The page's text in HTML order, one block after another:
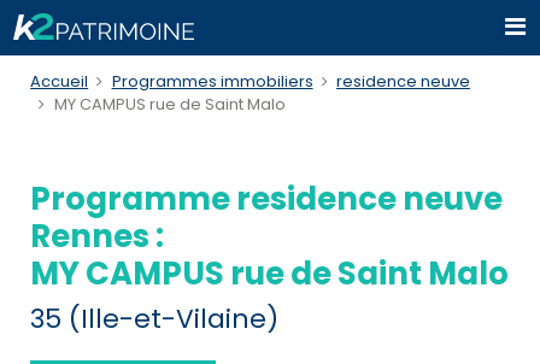
Accueil Programmes immobiliers
residence neuve
MY CAMPUS rue de Saint Malo
Programme residence neuve
Rennes :
MY CAMPUS rue de Saint Malo
35 (Ille-et-Vilaine)